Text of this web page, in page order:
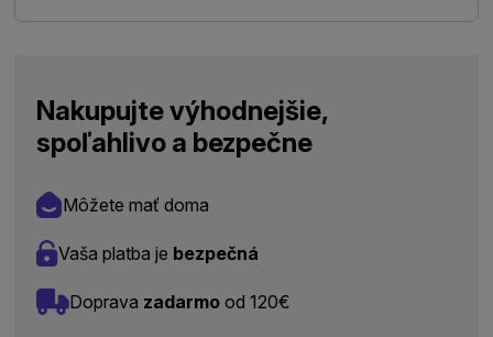
Nakupujte výhodnejšie,
spoľahlivo a bezpečne
Môžete mať doma
Vaša platba je bezpečná
Doprava zadarmo od 120€